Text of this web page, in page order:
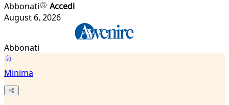
Abbonati
Accedi
August 6, 2026
Abbonati
Minima